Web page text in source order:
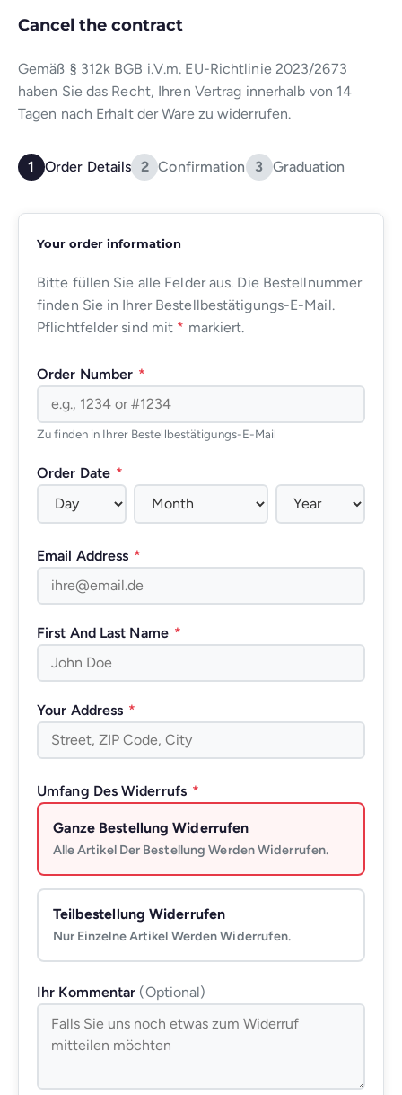
Cancel the contract
Gemäß § 312k BGB i.V.m. EU-Richtlinie 2023/2673
haben Sie das Recht, Ihren Vertrag innerhalb von 14
Tagen nach Erhalt der Ware zu widerrufen.
1 Order Details 2 Confirmation 3 Graduation
Your order information
Bitte füllen Sie alle Felder aus. Die Bestellnummer
finden Sie in Ihrer Bestellbestätigungs-E-Mail.
Pflichtfelder sind mit * markiert.
Order Number *
Zu finden in Ihrer Bestellbestätigungs-E-Mail
Order Date *
Email Address *
First And Last Name *
Your Address *
Umfang Des Widerrufs *
Ganze Bestellung Widerrufen
Alle Artikel Der Bestellung Werden Widerrufen.
Teilbestellung Widerrufen
Nur Einzelne Artikel Werden Widerrufen.
Ihr Kommentar (optional)